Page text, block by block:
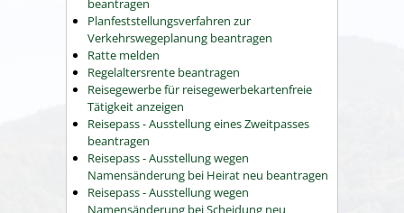
beantragen
Planfeststellungsverfahren zur
Verkehrswegeplanung beantragen
Ratte melden
Regelaltersrente beantragen
Reisegewerbe für reisegewerbekartenfreie
Tätigkeit anzeigen
Reisepass - Ausstellung eines Zweitpasses
beantragen
Reisepass - Ausstellung wegen
Namensänderung bei Heirat neu beantragen
Reisepass - Ausstellung wegen
Namensänderung bei Scheidung neu